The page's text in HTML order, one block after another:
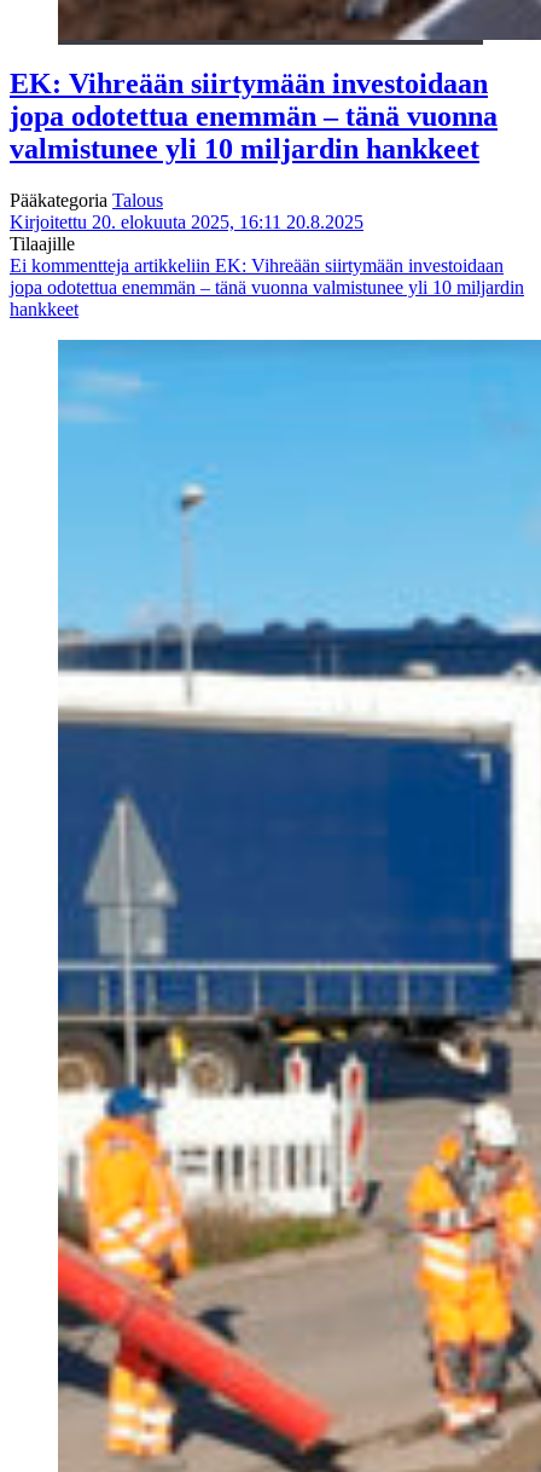
EK: Vihreään siirtymään investoidaan
jopa odotettua enemmän – tänä vuonna
valmistunee yli 10 miljardin hankkeet
Pääkategoria Talous
Kirjoitettu 20. elokuuta 2025, 16:11 20.8.2025
Tilaajille
Ei kommentteja artikkeliin EK: Vihreään siirtymään investoidaan
jopa odotettua enemmän – tänä vuonna valmistunee yli 10 miljardin
hankkeet